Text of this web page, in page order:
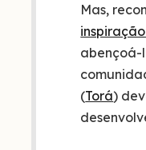
Mas,
abençoá-
(Torá)